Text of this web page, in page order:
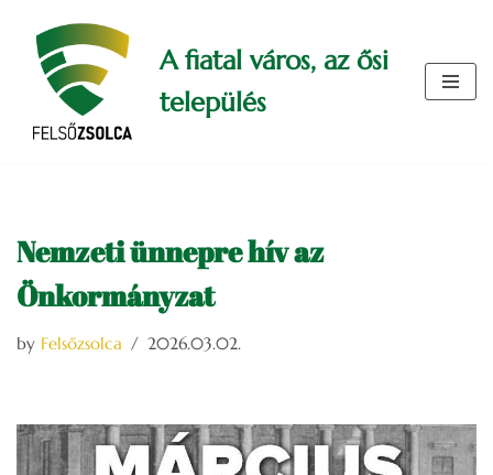
Skip
content
A fiatal város, az ősi
település
Nemzeti ünnepre hív az
Önkormányzat
by Felsőzsolca 2026.03.02.